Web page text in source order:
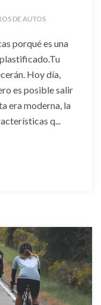
DE AUTOS
porqué es una
Hoy día,
es posible salir
era moderna, la
q...